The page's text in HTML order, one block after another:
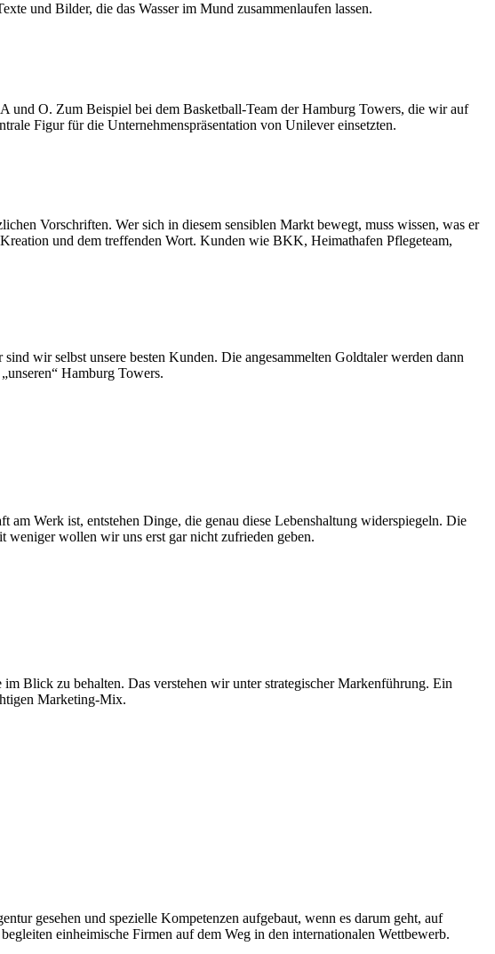
und Bilder, die das Wasser im Mund zusammenlaufen lassen.
und O. Zum Beispiel bei dem Basketball-Team der Hamburg Towers, die wir auf
Figur für die Unternehmenspräsentation von Unilever einsetzten.
Vorschriften. Wer sich in diesem sensiblen Markt bewegt, muss wissen, was er
und dem treffenden Wort. Kunden wie BKK, Heimathafen Pflegeteam,
wir selbst unsere besten Kunden. Die angesammelten Goldtaler werden dann
Hamburg Towers.
Werk ist, entstehen Dinge, die genau diese Lebenshaltung widerspiegeln. Die
weniger wollen wir uns erst gar nicht zufrieden geben.
Blick zu behalten. Das verstehen wir unter strategischer Markenführung. Ein
Marketing-Mix.
gesehen und spezielle Kompetenzen aufgebaut, wenn es darum geht, auf
einheimische Firmen auf dem Weg in den internationalen Wettbewerb.